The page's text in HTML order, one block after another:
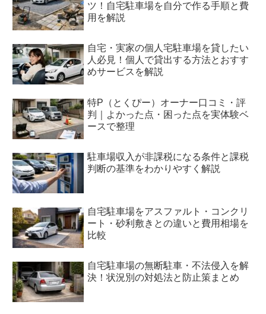
ツ！自宅駐車場を自分で作る手順と費
用を解説
自宅・実家の個人宅駐車場を貸したい
人必見！個人で貸出する方法とおすす
めサービスを解説
特P（とくぴー）オーナー口コミ・評
判｜よかった点・困った点を実体験ベ
ースで整理
駐車場収入が非課税になる条件と課税
判断の基準をわかりやすく解説
自宅駐車場をアスファルト・コンクリ
ート・砂利敷きとの違いと費用相場を
比較
自宅駐車場の無断駐車・不法侵入を解
決！状況別の対処法と防止策まとめ